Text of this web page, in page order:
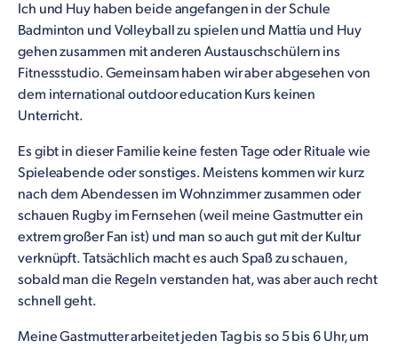
Ich und Huy haben beide angefangen in der Schule
Badminton und Volleyball zu spielen und Mattia und Huy
gehen zusammen mit anderen Austauschschülern ins
Fitnessstudio. Gemeinsam haben wir aber abgesehen von
dem international outdoor education Kurs keinen
Unterricht.
Es gibt in dieser Familie keine festen Tage oder Rituale wie
Spieleabende oder sonstiges. Meistens kommen wir kurz
nach dem Abendessen im Wohnzimmer zusammen oder
schauen Rugby im Fernsehen (weil meine Gastmutter ein
extrem großer Fan ist) und man so auch gut mit der Kultur
verknüpft. Tatsächlich macht es auch Spaß zu schauen,
sobald man die Regeln verstanden hat, was aber auch recht
schnell geht.
Meine Gastmutter arbeitet jeden Tag bis so 5 bis 6 Uhr, um